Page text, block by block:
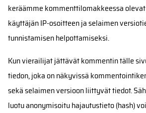
keräämme kommenttilomakkeessa
käyttäjän IP-osoitteen ja selaimen
tunnistamisen helpottamiseksi.
Kun vierailijat jättävät kommentin tälle
tiedon, joka on näkyvissä
sekä selaimen versioon liittyvät tiedot.
luotu anonymisoitu hajautustieto (hash)